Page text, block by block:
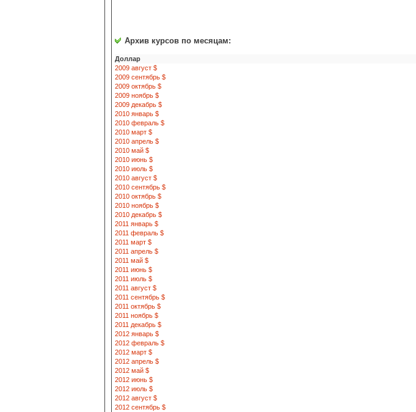
Архив курсов по месяцам:
Доллар
2009 август $
2009 сентябрь $
2009 октябрь $
2009 ноябрь $
2009 декабрь $
2010 январь $
2010 февраль $
2010 март $
2010 апрель $
2010 май $
2010 июнь $
2010 июль $
2010 август $
2010 сентябрь $
2010 октябрь $
2010 ноябрь $
2010 декабрь $
2011 январь $
2011 февраль $
2011 март $
2011 апрель $
2011 май $
2011 июнь $
2011 июль $
2011 август $
2011 сентябрь $
2011 октябрь $
2011 ноябрь $
2011 декабрь $
2012 январь $
2012 февраль $
2012 март $
2012 апрель $
2012 май $
2012 июнь $
2012 июль $
2012 август $
2012 сентябрь $